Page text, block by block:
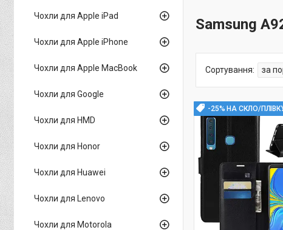
Samsung
-25% НА СКЛО/
Чохли для Apple iPad
Чохли для Apple iPhone
Чохли для Apple MacBook
Чохли для Google
Чохли для HMD
Чохли для Honor
Чохли для Huawei
Чохли для Lenovo
Чохли для Motorola